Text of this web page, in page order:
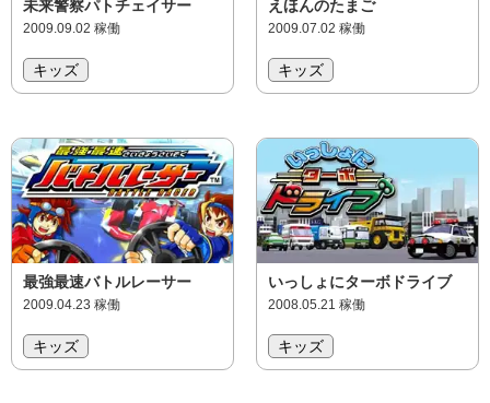
未来警察パトチェイサー
2009.09.02 稼働
キッズ
えほんのたまご
2009.07.02 稼働
キッズ
最強最速バトルレーサー
2009.04.23 稼働
キッズ
いっしょにターボドライブ
2008.05.21 稼働
キッズ